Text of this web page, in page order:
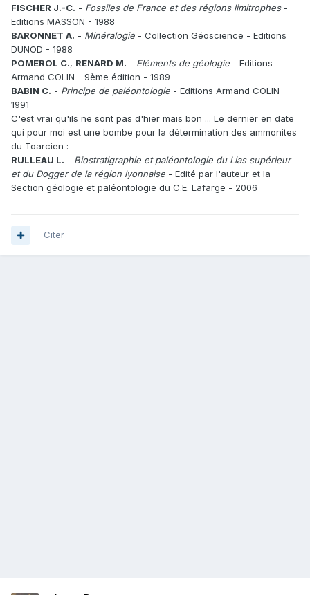
FISCHER J.-C. - Fossiles de France et des régions limitrophes -
Editions MASSON - 1988
BARONNET A. - Minéralogie - Collection Géoscience - Editions
DUNOD - 1988
POMEROL C., RENARD M. - Eléments de géologie - Editions
Armand COLIN - 9ème édition - 1989
BABIN C. - Principe de paléontologie - Editions Armand COLIN -
1991
C'est vrai qu'ils ne sont pas d'hier mais bon ... Le dernier en date
qui pour moi est une bombe pour la détermination des ammonites
du Toarcien :
RULLEAU L. - Biostratigraphie et paléontologie du Lias supérieur
et du Dogger de la région lyonnaise - Edité par l'auteur et la
Section géologie et paléontologie du C.E. Lafarge - 2006
Citer